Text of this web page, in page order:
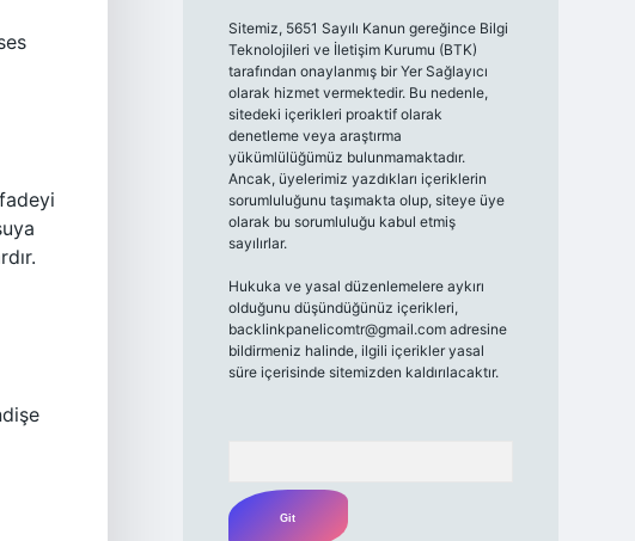
Sitemiz, 5651 Sayılı Kanun gereğince Bilgi
Teknolojileri ve İletişim Kurumu (BTK)
tarafından onaylanmış bir Yer Sağlayıcı
olarak hizmet vermektedir. Bu nedenle,
sitedeki içerikleri proaktif olarak
denetleme veya araştırma
yükümlülüğümüz bulunmamaktadır.
Ancak, üyelerimiz yazdıkları içeriklerin
sorumluluğunu taşımakta olup, siteye üye
olarak bu sorumluluğu kabul etmiş
sayılırlar.
Hukuka ve yasal düzenlemelere aykırı
olduğunu düşündüğünüz içerikleri,
backlinkpanelicomtr@gmail.com adresine
bildirmeniz halinde, ilgili içerikler yasal
süre içerisinde sitemizden kaldırılacaktır.